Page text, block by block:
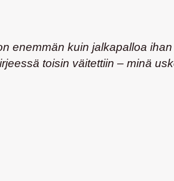
enemmän kuin jalkapalloa
toisin väitettiin – minä